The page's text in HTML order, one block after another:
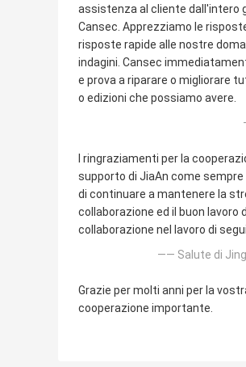
assistenza al cliente dall'intero
Cansec. Apprezziamo le
risposte rapide alle nostre
indagini. Cansec
e prova a riparare o migliorare
o edizioni che possiamo avere.
I ringraziamenti per la
supporto di JiaAn come sempre
di continuare a mantenere la
collaborazione ed il buon lavoro
collaborazione nel lavoro di
—— Salute di
Grazie per molti anni per la
cooperazione importante.